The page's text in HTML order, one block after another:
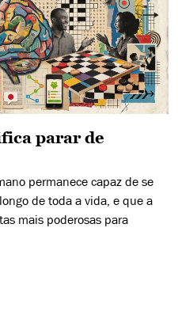
parar de
permanece capaz de se
de toda a vida, e que a
mais poderosas para